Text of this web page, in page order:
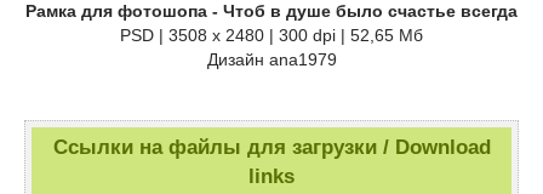
Рамка для фотошопа - Чтоб в душе было счастье всегда
PSD | 3508 x 2480 | 300 dpi | 52,65 Мб
Дизайн аnа1979
Ссылки на файлы для загрузки / Download
links